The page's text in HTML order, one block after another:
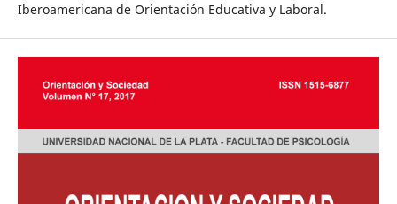
Iberoamericana de Orientación Educativa y Laboral.